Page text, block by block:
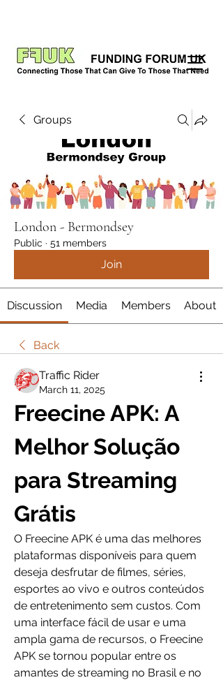
Groups
London - Bermondsey
Public · 51 members
Join
Discussion Media Members About
Back
Traffic Rider
March 11, 2025
Freecine APK: A
Melhor Solução
para Streaming
Grátis
O Freecine APK é uma das melhores
plataformas disponíveis para quem
deseja desfrutar de filmes, séries,
esportes ao vivo e outros conteúdos
de entretenimento sem custos. Com
uma interface fácil de usar e uma
ampla gama de recursos, o Freecine
APK se tornou popular entre os
amantes de streaming no Brasil e no